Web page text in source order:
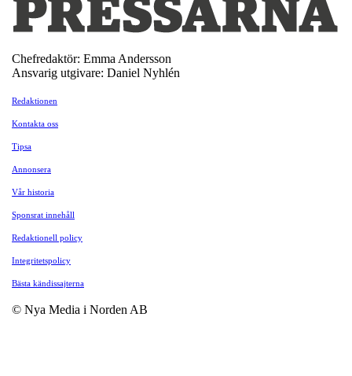
Chefredaktör: Emma Andersson
Ansvarig utgivare: Daniel Nyhlén
Redaktionen
Kontakta oss
Tipsa
Annonsera
Vår historia
Sponsrat innehåll
Redaktionell policy
Integritetspolicy
Bästa kändissajterna
© Nya Media i Norden AB